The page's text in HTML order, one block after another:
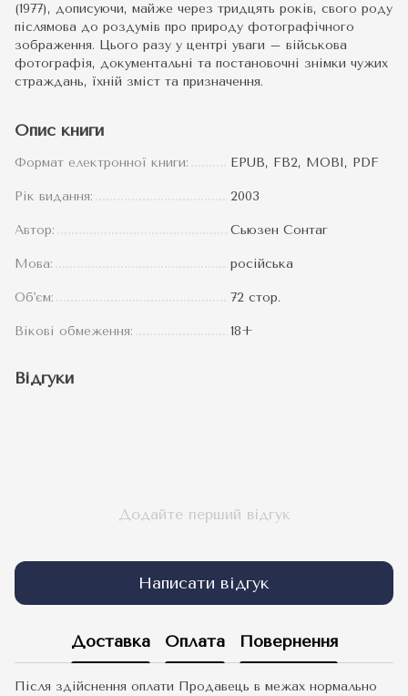
(1977), дописуючи, майже через тридцять років, свого роду
післямова до роздумів про природу фотографічного
зображення. Цього разу у центрі уваги – військова
фотографія, документальні та постановочні знімки чужих
страждань, їхній зміст та призначення.
Опис книги
Формат електронної книги: EPUB, FB2, MOBI, PDF
Рік видання: 2003
Автор: Сьюзен Сонтаг
Мова: російська
Об'єм: 72 стор.
Вікові обмеження: 18+
Відгуки
Додайте перший відгук
Написати відгук
Доставка Оплата Повернення
Після здійснення оплати Продавець в межах нормально